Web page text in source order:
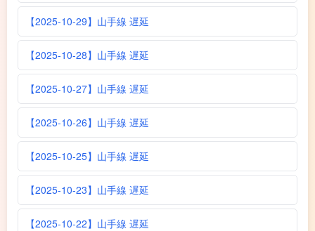
【2025-10-29】山手線 遅延
【2025-10-28】山手線 遅延
【2025-10-27】山手線 遅延
【2025-10-26】山手線 遅延
【2025-10-25】山手線 遅延
【2025-10-23】山手線 遅延
【2025-10-22】山手線 遅延